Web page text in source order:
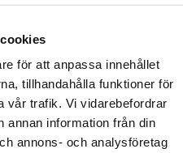
för att anpassa innehållet
tillhandahålla funktioner för
vår trafik. Vi vidarebefordrar
annan information från din
annons- och analysföretag